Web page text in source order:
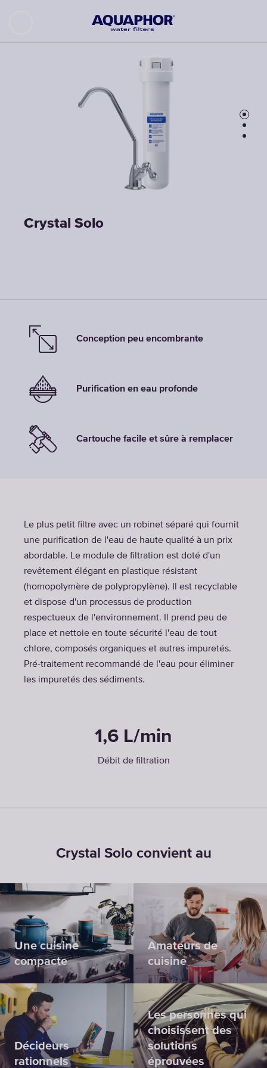
Crystal Solo
Crystal Solo
Crystal Solo
Conception peu encombrante
Purification en eau profonde
Cartouche facile et sûre à remplacer
Le plus petit filtre avec un robinet séparé qui fournit
une purification de l'eau de haute qualité à un prix
abordable. Le module de filtration est doté d'un
revêtement élégant en plastique résistant
(homopolymère de polypropylène). Il est recyclable
et dispose d'un processus de production
respectueux de l'environnement. Il prend peu de
place et nettoie en toute sécurité l'eau de tout
chlore, composés organiques et autres impuretés.
Pré-traitement recommandé de l'eau pour éliminer
les impuretés des sédiments.
1,6 L/min
Débit de filtration
Crystal Solo convient au
Une cuisine
compacte
Amateurs de
cuisine
Décideurs
rationnels
Les personnes qui
choisissent des
solutions
éprouvées